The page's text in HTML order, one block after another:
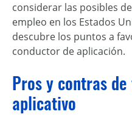
considerar las posibles
empleo en los Estados
descubre los puntos a
conductor de aplicación.
Pros y contras de
aplicativo